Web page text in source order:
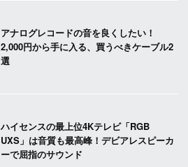
アナログレコードの音を良くしたい！
2,000円から手に入る、買うべきケーブル2
選
ハイセンスの最上位4Kテレビ「RGB
UXS」は音質も最高峰！デビアレスピーカ
ーで屈指のサウンド